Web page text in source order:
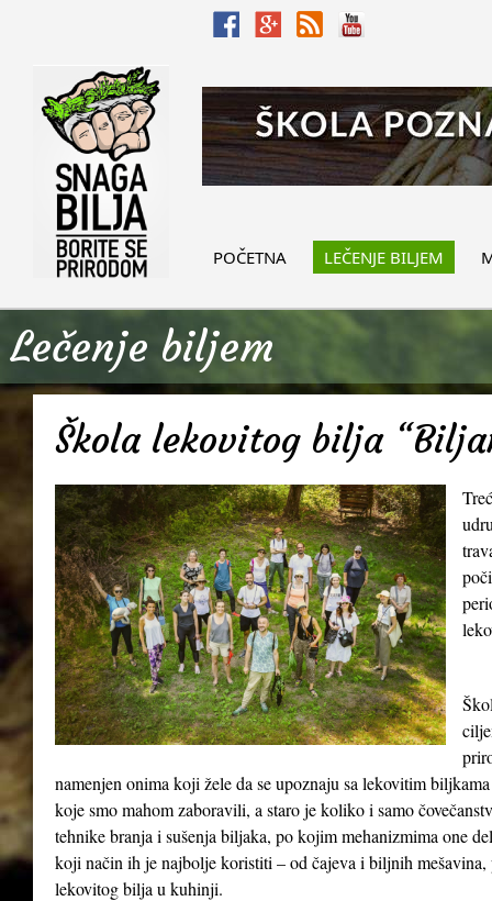
POČETNA LEČENJE BILJEM
Lečenje biljem
Škola lekovitog bilja
namenjen onima koji žele da se upoznaju sa lekovitim
koje smo mahom zaboravili, a staro je koliko i samo
tehnike branja i sušenja biljaka, po kojim mehanizmima one
koji način ih je najbolje koristiti – od čajeva i biljnih mešavina,
lekovitog bilja u kuhinji.